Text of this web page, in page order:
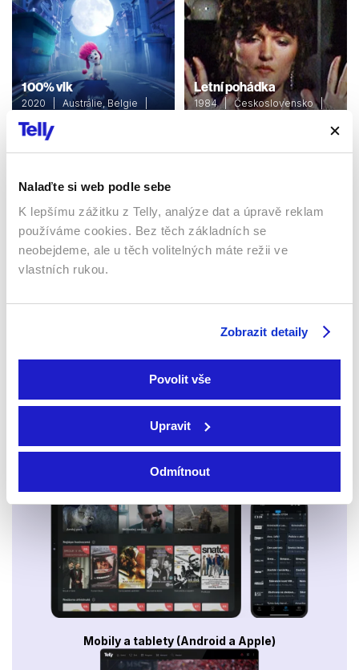
Nalaďte si web podle sebe
K lepšímu zážitku z Telly, analýze dat a úpravě reklam
používáme cookies. Bez těch základních se
neobejdeme, ale u těch volitelných máte režii ve
vlastních rukou.
Zobrazit detaily
Povolit vše
Upravit
Odmítnout
100% vlk
2020 | Austrálie, Belgie |
Filmy / Rodinné / Animované /
Dětské / Fantasy
Letní pohádka
1984 | Československo |
Sledujte kdekoliv až na 6 zařízeních
Sledovat internetovou televizi jde odkudkoliv
po celé EU, a to až na 6 zařízeních.
Smart TV - Android, Google, Samsung, LG, VIDAA
Mobily a tablety (Android a Apple)